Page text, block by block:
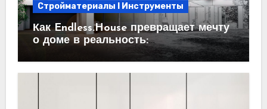
Стройматериалы l Инструменты
Как Endless.House превращает мечту
о доме в реальность:
проектирование под ключ